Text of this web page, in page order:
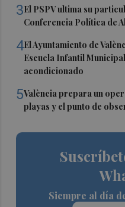
3El PSPV ultima su
Conferencia Política de
4El Ayuntamiento de
Escuela Infantil
acondicionado
5València prepara un
playas y el punto de
Siempre al día